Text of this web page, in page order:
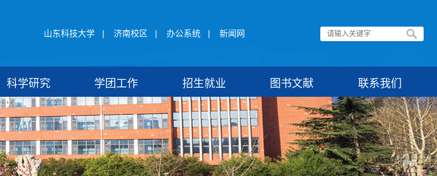
山东科技大学 | 济南校区 | 办公系统 | 新闻网
科学研究 学团工作 招生就业 图书文献 联系我们